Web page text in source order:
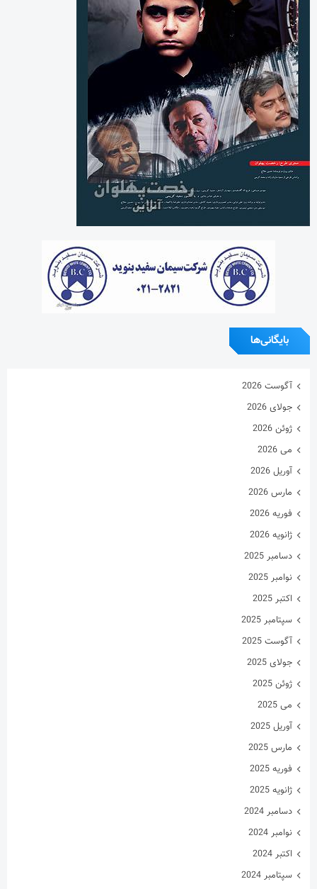
بایگانی‌ها
آگوست 2026
جولای 2026
ژوئن 2026
می 2026
آوریل 2026
مارس 2026
فوریه 2026
ژانویه 2026
دسامبر 2025
نوامبر 2025
اکتبر 2025
سپتامبر 2025
آگوست 2025
جولای 2025
ژوئن 2025
می 2025
آوریل 2025
مارس 2025
فوریه 2025
ژانویه 2025
دسامبر 2024
نوامبر 2024
اکتبر 2024
سپتامبر 2024